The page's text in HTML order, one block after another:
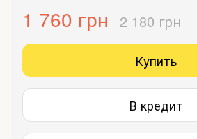
1 760 грн 2 180 грн
Купить
В кредит